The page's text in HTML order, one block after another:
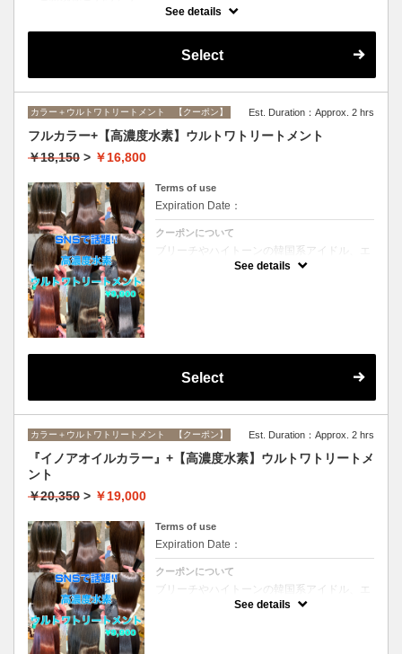
インナーカラーに必要なブリーチ、全体カラー、ブリーチ部分のオンカ
す）
See details
Select
カラー＋ウルトワトリートメント 【クーポン】 Est. Duration：Approx. 2 hrs
フルカラー+【高濃度水素】ウルトワトリートメント
￥18,150 > ￥16,800
Terms of use
Expiration Date：
クーポンについて
ブリーチやハイトーンの韓国系アイドル、エ
イジング毛にお悩みの美魔女も夢中！全ての
See details
Select
カラー＋ウルトワトリートメント 【クーポン】 Est. Duration：Approx. 2 hrs
『イノアオイルカラー』+【高濃度水素】ウルトワトリートメ
ント
￥20,350 > ￥19,000
Terms of use
Expiration Date：
クーポンについて
ブリーチやハイトーンの韓国系アイドル、エ
イジング毛にお悩みの美魔女も夢中！全ての
See details